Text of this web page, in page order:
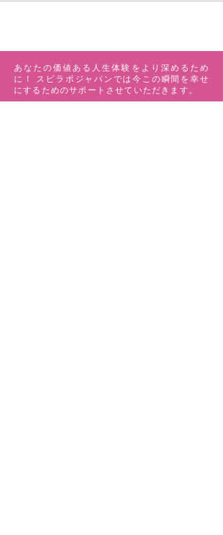
あなたの価値ある人生体験をより深めるため
に！ スピラボジャパンでは今この瞬間を幸せ
にするためのサポートさせていただきます。